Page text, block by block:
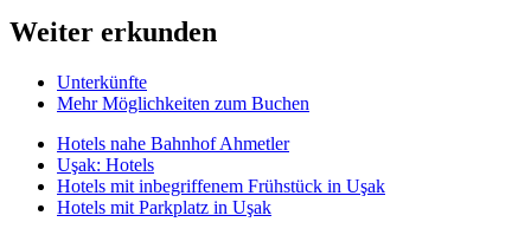
Weiter erkunden
Unterkünfte
Mehr Möglichkeiten zum Buchen
Hotels nahe Bahnhof Ahmetler
Uşak: Hotels
Hotels mit inbegriffenem Frühstück in Uşak
Hotels mit Parkplatz in Uşak